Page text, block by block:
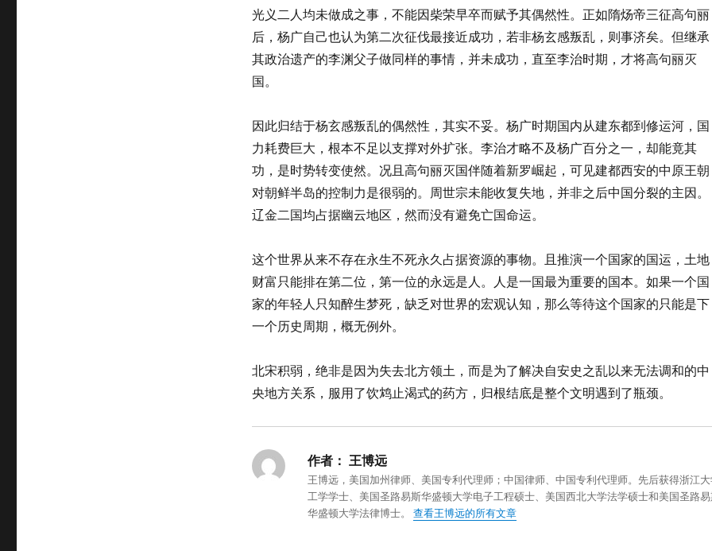
光义二人均未做成之事，不能因柴荣早卒而赋予其偶然性。正如隋炀帝三征高句丽
后，杨广自己也认为第二次征伐最接近成功，若非杨玄感叛乱，则事济矣。但继承
其政治遗产的李渊父子做同样的事情，并未成功，直至李治时期，才将高句丽灭
国。
因此归结于杨玄感叛乱的偶然性，其实不妥。杨广时期国内从建东都到修运河，国
力耗费巨大，根本不足以支撑对外扩张。李治才略不及杨广百分之一，却能竟其
功，是时势转变使然。况且高句丽灭国伴随着新罗崛起，可见建都西安的中原王朝
对朝鲜半岛的控制力是很弱的。周世宗未能收复失地，并非之后中国分裂的主因。
辽金二国均占据幽云地区，然而没有避免亡国命运。
这个世界从来不存在永生不死永久占据资源的事物。且推演一个国家的国运，土地
财富只能排在第二位，第一位的永远是人。人是一国最为重要的国本。如果一个国
家的年轻人只知醉生梦死，缺乏对世界的宏观认知，那么等待这个国家的只能是下
一个历史周期，概无例外。
北宋积弱，绝非是因为失去北方领土，而是为了解决自安史之乱以来无法调和的中
央地方关系，服用了饮鸩止渴式的药方，归根结底是整个文明遇到了瓶颈。
作者： 王博远
王博远，美国加州律师、美国专利代理师；中国律师、中国专利代理师。先后获得浙江
工学学士、美国圣路易斯华盛顿大学电子工程硕士、美国西北大学法学硕士和美国圣路
华盛顿大学法律博士。 查看王博远的所有文章